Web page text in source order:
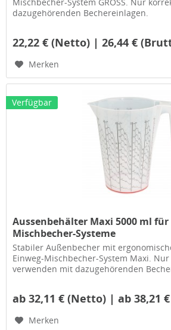
dazugehörenden Bechereinlagen.
22,22 € (Netto) | 26,44 €
Merken
Verfügbar
Aussenbehälter Maxi 5000 ml für
Mischbecher-Systeme
Stabiler Außenbecher mit
Einweg-Mischbecher-System Maxi.
verwenden mit dazugehörenden
ab 32,11 € (Netto) | ab 38,21
Merken